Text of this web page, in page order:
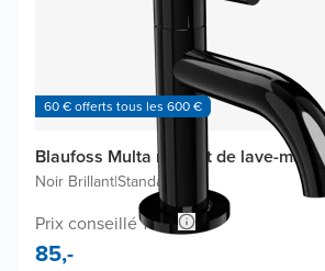
60 € offerts tous les 600 €
Blaufoss Multa robinet de lave-mains
Noir Brillant|Standard
Prix conseillé 150,-
85,-